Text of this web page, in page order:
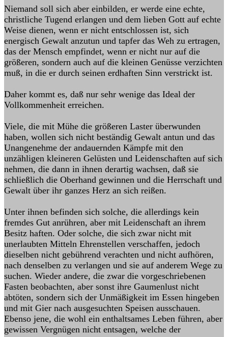
Niemand soll sich aber einbilden, er werde eine echte,
christliche Tugend erlangen und dem lieben Gott auf echte
Weise dienen, wenn er nicht entschlossen ist, sich
energisch Gewalt anzutun und tapfer das Weh zu ertragen,
das der Mensch empfindet, wenn er nicht nur auf die
größeren, sondern auch auf die kleinen Genüsse verzichten
muß, in die er durch seinen erdhaften Sinn verstrickt ist.
Daher kommt es, daß nur sehr wenige das Ideal der
Vollkommenheit erreichen.
Viele, die mit Mühe die größeren Laster überwunden
haben, wollen sich nicht beständig Gewalt antun und das
Unangenehme der andauernden Kämpfe mit den
unzähligen kleineren Gelüsten und Leidenschaften auf sich
nehmen, die dann in ihnen derartig wachsen, daß sie
schließlich die Oberhand gewinnen und die Herrschaft und
Gewalt über ihr ganzes Herz an sich reißen.
Unter ihnen befinden sich solche, die allerdings kein
fremdes Gut anrühren, aber mit Leidenschaft an ihrem
Besitz haften. Oder solche, die sich zwar nicht mit
unerlaubten Mitteln Ehrenstellen verschaffen, jedoch
dieselben nicht gebührend verachten und nicht aufhören,
nach denselben zu verlangen und sie auf anderem Wege zu
suchen. Wieder andere, die zwar die vorgeschriebenen
Fasten beobachten, aber sonst ihre Gaumenlust nicht
abtöten, sondern sich der Unmäßigkeit im Essen hingeben
und mit Gier nach ausgesuchten Speisen ausschauen.
Ebenso jene, die wohl ein enthaltsames Leben führen, aber
gewissen Vergnügen nicht entsagen, welche der